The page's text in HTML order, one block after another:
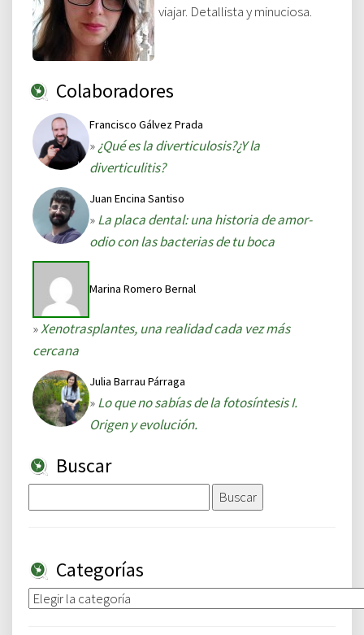
viajar. Detallista y minuciosa.
Colaboradores
Francisco Gálvez Prada
»¿Qué es la diverticulosis?¿Y la
diverticulitis?
Juan Encina Santiso
»La placa dental: una historia de amor-
odio con las bacterias de tu boca
Marina Romero Bernal
»Xenotrasplantes, una realidad cada vez más
cercana
Julia Barrau Párraga
»Lo que no sabías de la fotosíntesis I.
Origen y evolución.
Buscar
Categorías
Categorías